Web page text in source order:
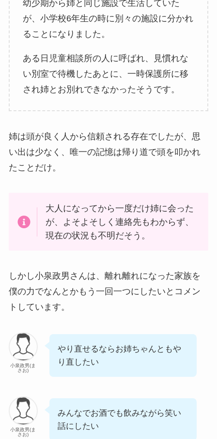
幼少期から姉と同じ施設で生活していた
が、小学校6年生の時に別々の施設に分かれ
ることになりました。
ある日児童相談所の人に呼ばれ、見慣れな
い別室で待機したあとに、一時保護所に移
され姉とお別れできなかったそうです。
姉は頭が良く人から信頼される存在でしたが、思
い出は少なく、唯一の記憶は帰り道で頭を叩かれ
たことだけ。
大人になってから一度だけ姉に会った
が、よそよそしく連絡先もわからず、
現在の状況も不明だそう。
しかし小泉政男さんは、離れ離れになった家族を
僕の力でなんとかもう一回一つにしたいとコメン
トしています。
小泉政男(ま
さお)
やり直せるならお姉ちゃんともや
り直したい
小泉政男(ま
さお)
みんなでお酒でも飲みながら笑い
話にしたい